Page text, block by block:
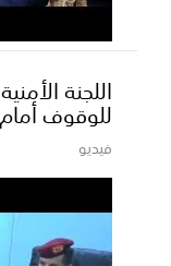
اللجنة
للوقوف
فيديو